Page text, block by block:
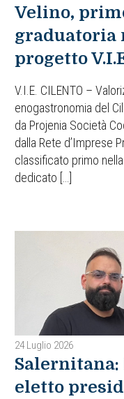
Velino,
graduatoria
progetto
V.I.E. CILENTO –
enogastronomia del
da Projenia Società
dalla Rete d’Imprese
classificato primo
dedicato […]
24 Luglio 2026
Salernitana:
eletto